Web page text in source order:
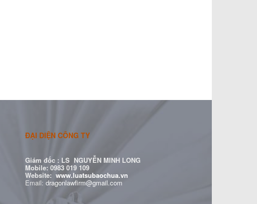
ĐẠI DIỆN CÔNG TY
Giám đốc : LS NGUYỄN MINH LONG
Mobile: 0983 019 109
Website: www.luatsubaochua.vn
Email: dragonlawfirm@gmail.com